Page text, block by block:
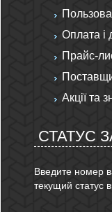
Оплата і
Прайс-
Акції та
СТАТУС
Введите номер
текущий статус